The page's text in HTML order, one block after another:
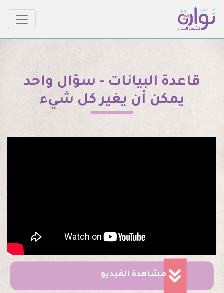
قاعدة البيانات - سؤال واحد
يمكن أن يغير كل شيء
مشاهدة الفيديو